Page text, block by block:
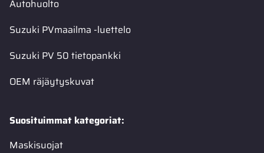
Autohuolto
Suzuki PVmaailma -luettelo
Suzuki PV 50 tietopankki
OEM räjäytyskuvat
Suosituimmat kategoriat:
Maskisuojat